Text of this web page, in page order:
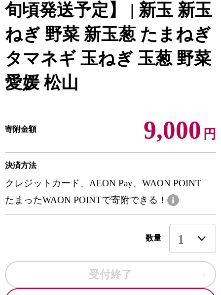
旬頃発送予定】 | 新玉 新玉
ねぎ 野菜 新玉葱 たまねぎ
タマネギ 玉ねぎ 玉葱 野菜
愛媛 松山
寄附金額 9,000 円
決済方法
クレジットカード、AEON Pay、WAON POINT
たまったWAON POINTで寄附できる！
数量
受付終了